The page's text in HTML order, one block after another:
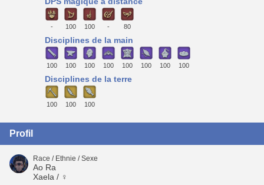
- 100 100 - 80
Disciplines de la main
100 100 100 100 100 100 100 100
Disciplines de la terre
100 100 100
Profil
Race / Ethnie / Sexe
Ao Ra
Xaela / ♀